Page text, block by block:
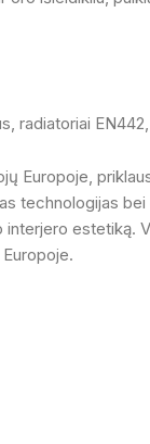
radiatoriai EN442
Europoje,
technologijas
estetiką.